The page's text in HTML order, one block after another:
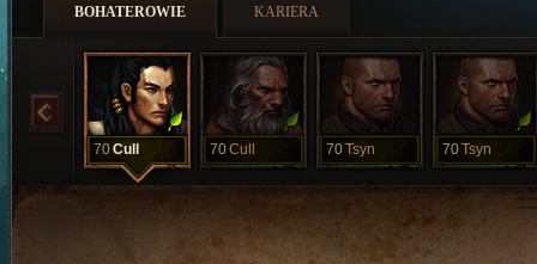
BOHATEROWIE KARIERA
70Cull 70Cull 70Tsyn 70Tsyn